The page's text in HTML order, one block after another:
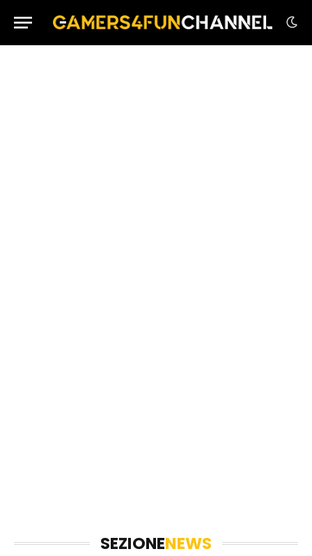
House Flipper Remastered Collection su PS5 in
SEZIONENEWS